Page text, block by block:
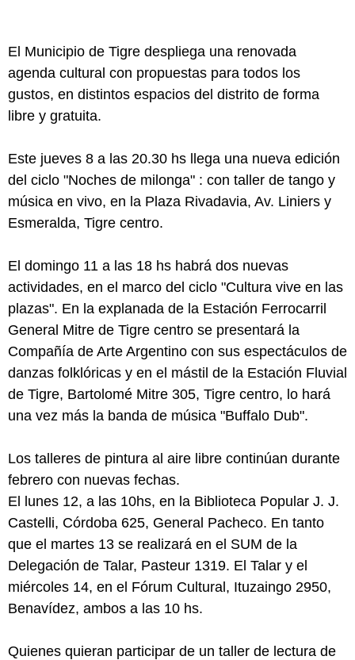
El Municipio de Tigre despliega una renovada
agenda cultural con propuestas para todos los
gustos, en distintos espacios del distrito de forma
libre y gratuita.
Este jueves 8 a las 20.30 hs llega una nueva edición
del ciclo "Noches de milonga" : con taller de tango y
música en vivo, en la Plaza Rivadavia, Av. Liniers y
Esmeralda, Tigre centro.
El domingo 11 a las 18 hs habrá dos nuevas
actividades, en el marco del ciclo "Cultura vive en las
plazas". En la explanada de la Estación Ferrocarril
General Mitre de Tigre centro se presentará la
Compañía de Arte Argentino con sus espectáculos de
danzas folklóricas y en el mástil de la Estación Fluvial
de Tigre, Bartolomé Mitre 305, Tigre centro, lo hará
una vez más la banda de música "Buffalo Dub".
Los talleres de pintura al aire libre continúan durante
febrero con nuevas fechas.
El lunes 12, a las 10hs, en la Biblioteca Popular J. J.
Castelli, Córdoba 625, General Pacheco. En tanto
que el martes 13 se realizará en el SUM de la
Delegación de Talar, Pasteur 1319. El Talar y el
miércoles 14, en el Fórum Cultural, Ituzaingo 2950,
Benavídez, ambos a las 10 hs.
Quienes quieran participar de un taller de lectura de